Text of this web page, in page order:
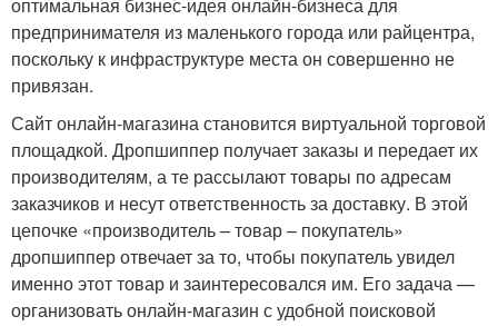
предпринимателя из маленького города или райцентра,
поскольку к инфраструктуре места он совершенно не
привязан.
Сайт онлайн-магазина становится виртуальной торговой
площадкой. Дропшиппер получает заказы и передает их
производителям, а те рассылают товары по адресам
заказчиков и несут ответственность за доставку. В этой
цепочке «производитель – товар – покупатель»
дропшиппер отвечает за то, чтобы покупатель увидел
именно этот товар и заинтересовался им. Его задача —
организовать онлайн-магазин с удобной поисковой